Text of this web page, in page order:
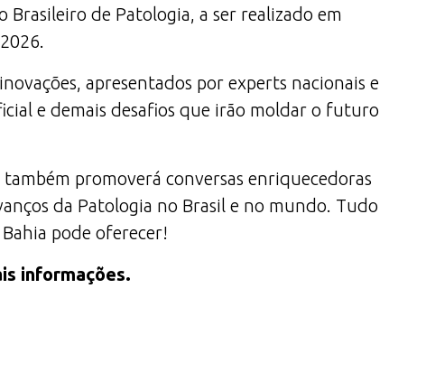
Brasileiro de Patologia, a ser realizado em
apresentados por experts nacionais e
e demais desafios que irão moldar o futuro
promoverá conversas enriquecedoras
da Patologia no Brasil e no mundo. Tudo
pode oferecer!
informações.